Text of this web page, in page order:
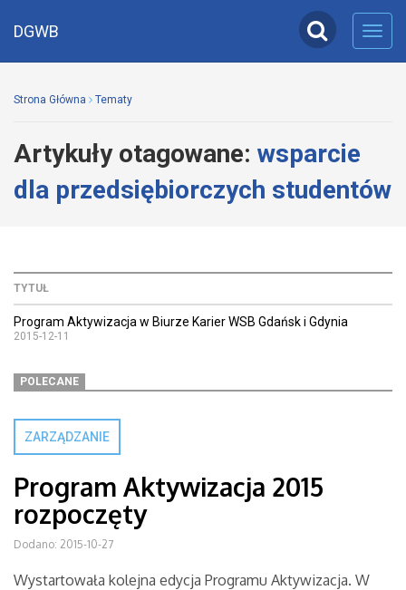
DGWB
Strona Główna Tematy
Artykuły otagowane: wsparcie
dla przedsiębiorczych studentów
TYTUŁ
Program Aktywizacja w Biurze Karier WSB Gdańsk i Gdynia
2015-12-11
POLECANE
ZARZĄDZANIE
Program Aktywizacja 2015
rozpoczęty
Dodano: 2015-10-27
Wystartowała kolejna edycja Programu Aktywizacja. W